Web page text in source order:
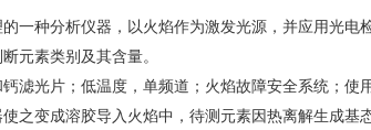
一种分析仪器，以火焰作为激发光源，并应用光电
元素类别及其含量。
滤光片；低温度，单频道；火焰故障安全系统；使
之变成溶胶导入火焰中，待测元素因热离解生成